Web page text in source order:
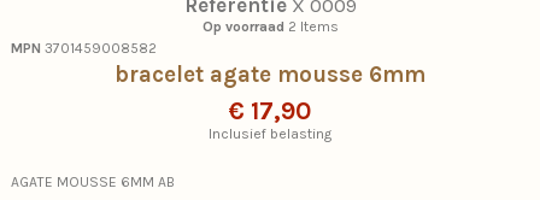
Op voorraad 2 Items
MPN 3701459008582
bracelet agate mousse 6mm
€ 17,90
Inclusief belasting
AGATE MOUSSE 6MM AB